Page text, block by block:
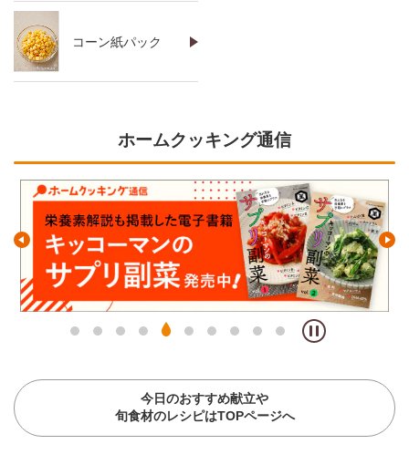
コーン紙パック
ホームクッキング通信
今日のおすすめ献立や
旬食材のレシピはTOPページへ